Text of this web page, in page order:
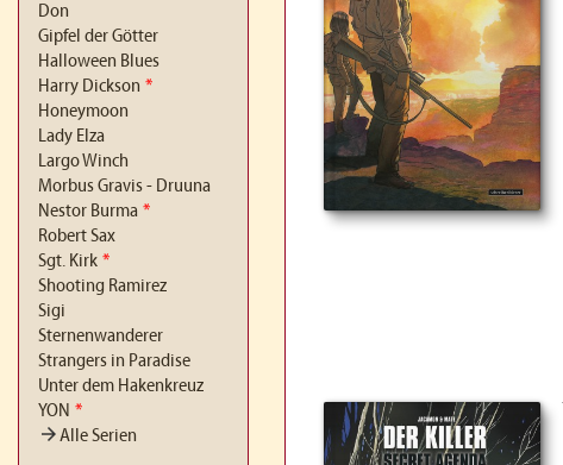
Don
Gipfel der Götter
Halloween Blues
Harry Dickson *
Honeymoon
Lady Elza
Largo Winch
Morbus Gravis - Druuna
Nestor Burma *
Robert Sax
Sgt. Kirk *
Shooting Ramirez
Sigi
Sternenwanderer
Strangers in Paradise
Unter dem Hakenkreuz
YON *
arrow_forwardAlle Serien